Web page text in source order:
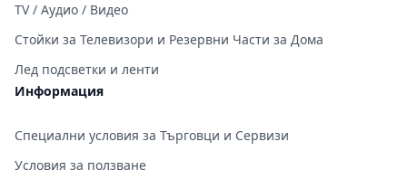
TV / Аудио / Видео
Стойки за Телевизори и Резервни Части за Дома
Лед подсветки и ленти
Информация
Специални условия за Търговци и Сервизи
Условия за ползване